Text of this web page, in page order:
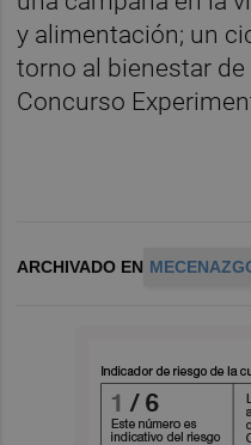
y alimentación; un
torno al bienestar
Concurso
ARCHIVADO EN